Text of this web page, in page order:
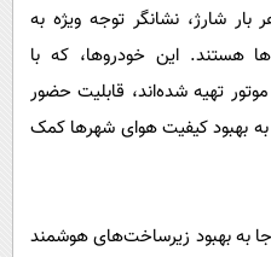
کیلومتر با هر بار شارژ، نشانگر توجه ویژه به
هستند. این خودروها، که با
تهیه شده‌اند، قابلیت حضور
به بهبود کیفیت هوای شهرها کمک
به بهبود زیرساخت‌های هوشمند